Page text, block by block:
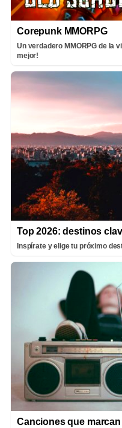
Corepunk MMORPG
Un verdadero MMORPG de la
mejor!
Top 2026: destinos
Inspírate y elige tu próximo
Canciones que marcan